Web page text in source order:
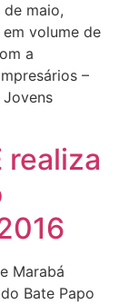
de maio,
volume de
a
–
realiza
Marabá
Bate Papo